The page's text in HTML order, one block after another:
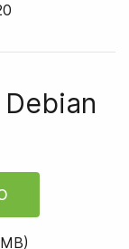
Debian
)